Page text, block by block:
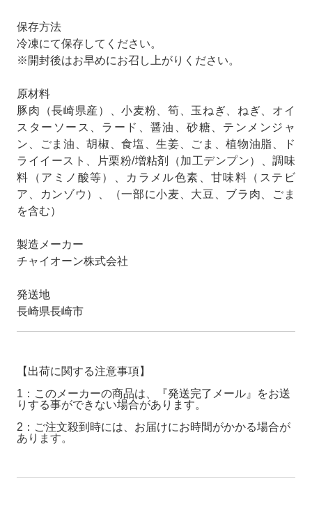
保存方法
冷凍にて保存してください。
※開封後はお早めにお召し上がりください。
原材料
豚肉（長崎県産）、小麦粉、筍、玉ねぎ、ねぎ、オイ
スターソース、ラード、醤油、砂糖、テンメンジャ
ン、ごま油、胡椒、食塩、生姜、ごま、植物油脂、ド
ライイースト、片栗粉/増粘剤（加工デンプン）、調味
料（アミノ酸等）、カラメル色素、甘味料（ステビ
ア、カンゾウ）、（一部に小麦、大豆、ブラ肉、ごま
を含む）
製造メーカー
チャイオーン株式会社
発送地
長崎県長崎市
【出荷に関する注意事項】
1：このメーカーの商品は、『発送完了メール』をお送
りする事ができない場合があります。
2：ご注文殺到時には、お届けにお時間がかかる場合が
あります。